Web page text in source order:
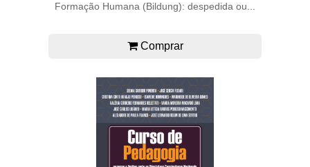
Formação Humana (Bildung): despedida ou...
Comprar